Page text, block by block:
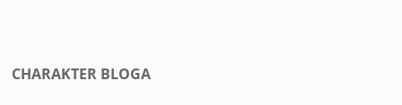
CHARAKTER BLOGA